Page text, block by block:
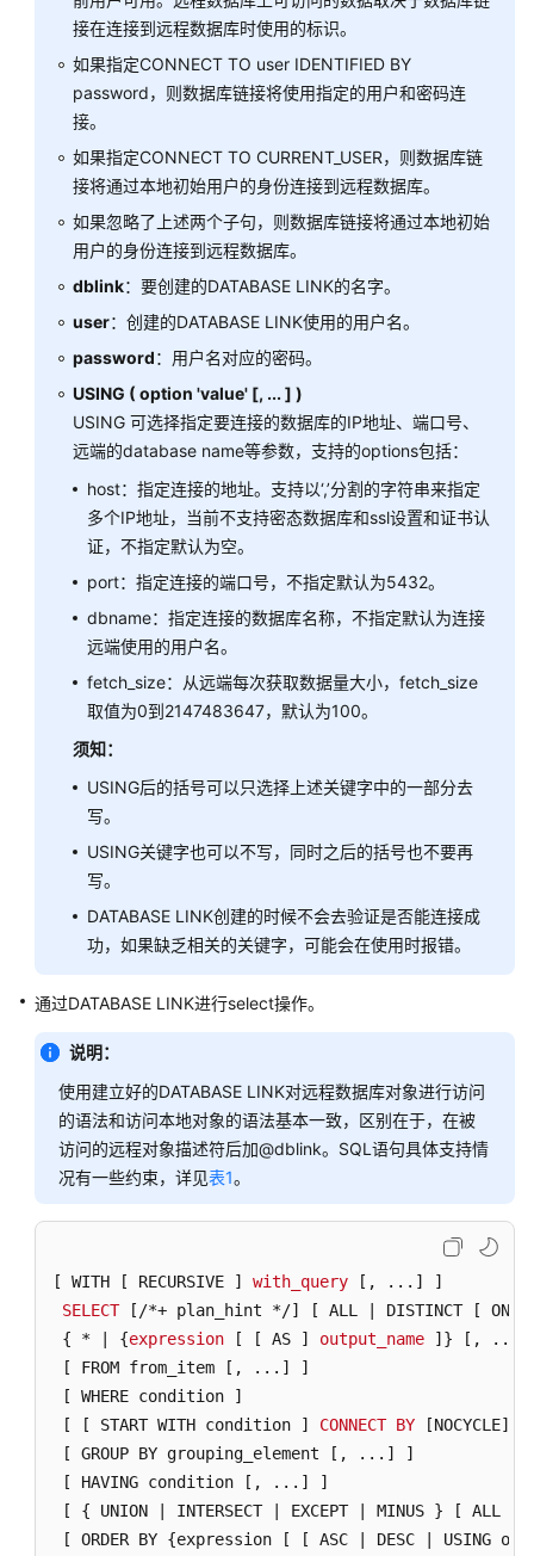
开
教
程
SQL
调
指
南
SQL
考
GaussDB
SQL
字
数
据
型
集
字
常
与
宏
函
数
和
操
符
表
达
式
型
转
换
接在连接到远程数据库时使用的标识。
如果指定CONNECT TO user IDENTIFIED BY
password，则数据库链接将使用指定的用户和密码连
接。
如果指定CONNECT TO CURRENT_USER，则数据库链
接将通过本地初始用户的身份连接到远程数据库。
如果忽略了上述两个子句，则数据库链接将通过本地初始
用户的身份连接到远程数据库。
dblink：要创建的DATABASE LINK的名字。
user：创建的DATABASE LINK使用的用户名。
password：用户名对应的密码。
USING ( option 'value' [, ... ] )
USING 可选择指定要连接的数据库的IP地址、端口号、
远端的database name等参数，支持的options包括：
host：指定连接的地址。支持以‘,’分割的字符串来指定
多个IP地址，当前不支持密态数据库和ssl设置和证书认
证，不指定默认为空。
port：指定连接的端口号，不指定默认为5432。
dbname：指定连接的数据库名称，不指定默认为连接
远端使用的用户名。
fetch_size：从远端每次获取数据量大小，fetch_size
取值为0到2147483647，默认为100。
须知：
USING后的括号可以只选择上述关键字中的一部分去
写。
USING关键字也可以不写，同时之后的括号也不要再
写。
DATABASE LINK创建的时候不会去验证是否能连接成
功，如果缺乏相关的关键字，可能会在使用时报错。
通过DATABASE LINK进行select操作。
说明：
使用建立好的DATABASE LINK对远程数据库对象进行访问
的语法和访问本地对象的语法基本一致，区别在于，在被
访问的远程对象描述符后加@dblink。SQL语句具体支持情
况有一些约束，详见表1。
[ WITH [ RECURSIVE ] with_query [, ...]
]
SELECT
[/*+ plan_hint */]
[ ALL | DISTINCT [
{ * | {expression [ [ AS ] output_name ]} [, ...]
[ FROM from_item [, ...]
]
[ WHERE condition ]
[ [ START WITH condition ]
CONNECT BY [NOCYCLE]
[ GROUP BY grouping_element [, ...]
]
[ HAVING condition [, ...]
]
[ { UNION | INTERSECT | EXCEPT | MINUS } [ ALL |
[ ORDER BY {expression [ [ ASC | DESC | USING